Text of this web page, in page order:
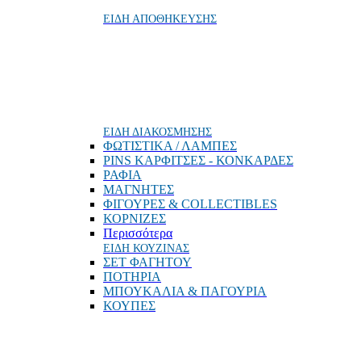
ΕΙΔΗ ΑΠΟΘΗΚΕΥΣΗΣ
ΕΙΔΗ ΔΙΑΚΟΣΜΗΣΗΣ
ΦΩΤΙΣΤΙΚΑ / ΛΑΜΠΕΣ
PINS ΚΑΡΦΙΤΣΕΣ - ΚΟΝΚΑΡΔΕΣ
ΡΑΦΙΑ
ΜΑΓΝΗΤΕΣ
ΦΙΓΟΥΡΕΣ & COLLECTIBLES
ΚΟΡΝΙΖΕΣ
Περισσότερα
ΕΙΔΗ ΚΟΥΖΙΝΑΣ
ΣΕΤ ΦΑΓΗΤΟΥ
ΠΟΤΗΡΙΑ
ΜΠΟΥΚΑΛΙΑ & ΠΑΓΟΥΡΙΑ
ΚΟΥΠΕΣ